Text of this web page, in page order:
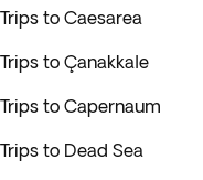
Trips to Caesarea
Trips to Çanakkale
Trips to Capernaum
Trips to Dead Sea